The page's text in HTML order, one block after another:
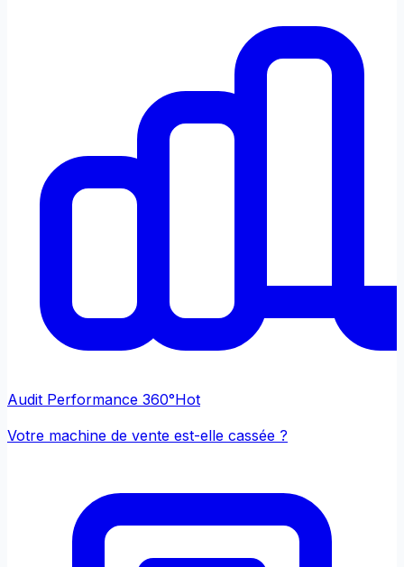
Audit Performance 360°Hot
Votre machine de vente est-elle cassée ?